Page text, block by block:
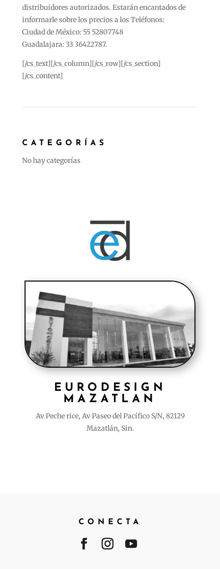
distribuidores autorizados. Estarán encantados de
informarle sobre los precios a los Teléfonos:
Ciudad de México: 55 52807748
Guadalajara: 33 36422787.
[/cs_text][/cs_column][/cs_row][/cs_section]
[/cs_content]
CATEGORÍAS
No hay categorías
EURODESIGN
MAZATLAN
Av Peche rice, Av Paseo del Pacífico S/N, 82129
Mazatlán, Sin.
CONECTA